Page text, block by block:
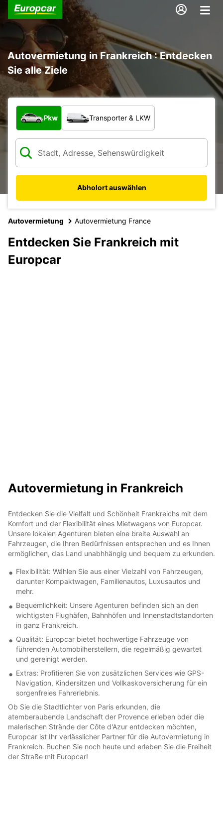
Autovermietung in Frankreich : Entdecken
Sie alle Ziele
Welche Art von Fahrzeug?
Pkw Transporter & LKW
Abholort auswählen
Autovermietung Autovermietung France
Entdecken Sie Frankreich mit
Europcar
Autovermietung in Frankreich
Entdecken Sie die Vielfalt und Schönheit Frankreichs mit dem
Komfort und der Flexibilität eines Mietwagens von Europcar.
Unsere lokalen Agenturen bieten eine breite Auswahl an
Fahrzeugen, die Ihren Bedürfnissen entsprechen und es Ihnen
ermöglichen, das Land unabhhängig und bequem zu erkunden.
Flexibilität: Wählen Sie aus einer Vielzahl von Fahrzeugen,
darunter Kompaktwagen, Familienautos, Luxusautos und
mehr.
Bequemlichkeit: Unsere Agenturen befinden sich an den
wichtigsten Flughäfen, Bahnhöfen und Innenstadtstandorten
in ganz Frankreich.
Qualität: Europcar bietet hochwertige Fahrzeuge von
führenden Automobilherstellern, die regelmäßig gewartet
und gereinigt werden.
Extras: Profitieren Sie von zusätzlichen Services wie GPS-
Navigation, Kindersitzen und Vollkaskoversicherung für ein
sorgenfreies Fahrerlebnis.
Ob Sie die Stadtlichter von Paris erkunden, die
atemberaubende Landschaft der Provence erleben oder die
malerischen Strände der Côte d'Azur entdecken möchten,
Europcar ist Ihr verlässlicher Partner für die Autovermietung in
Frankreich. Buchen Sie noch heute und erleben Sie die Freiheit
der Straße mit Europcar!